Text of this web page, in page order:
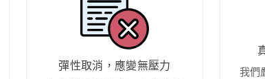
彈性取消，應變無壓力
我們